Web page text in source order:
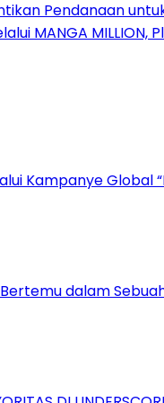
Pendanaan
MANGA
Kampanye Global
dalam